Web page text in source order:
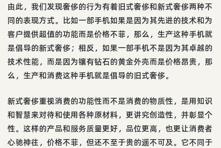
由此，我们发现奢侈的行为有着旧式奢侈和新式奢侈两种不
同的表现方式。比如一部手机如果是因为其先进的技术和为
客户提供超值的功能而是价格不菲，那么，生产这种手机就
是倡导的新式奢侈；相反，如果一部手机不是因为其卓越的
技术性能，而是因为镶有钻石的黄金外壳而是价格昂贵，那
么，生产和消费这种手机就是倡导的旧式奢侈。
新式奢侈重视消费的功能性而不是消费的物质性，是用知识
和智慧来对待和使用各种原材料，更讲究创造性，并彰显个
性。这样的产品和服务质量更好，品位更高，也更让消费者
心驰神往，价格不菲，但还不至于贵的遥不可及。它不同于